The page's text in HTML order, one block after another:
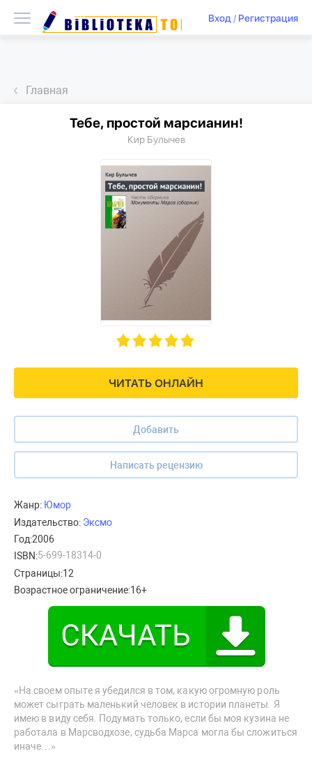
Вход/ Регистрация
Главная
ЧИТАТЬ ОНЛАЙН
Добавить
Написать рецензию
Тебе, простой марсианин!
Кир Булычев
Жанр: Юмор
Издательство: Эксмо
Год:2006
ISBN:5-699-18314-0
Страницы:12
Возрастное ограничение:16+
«На своем опыте я убедился в том, какую огромную роль
может сыграть маленький человек в истории планеты. Я
имею в виду себя. Подумать только, если бы моя кузина не
работала в Марсводхозе, судьба Марса могла бы сложиться
иначе…»